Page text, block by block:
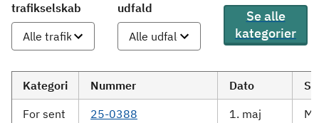
trafikselskab
udfald
Se alle
kategorier
Kategori Nummer Dato
For sent
25-0388
1. maj